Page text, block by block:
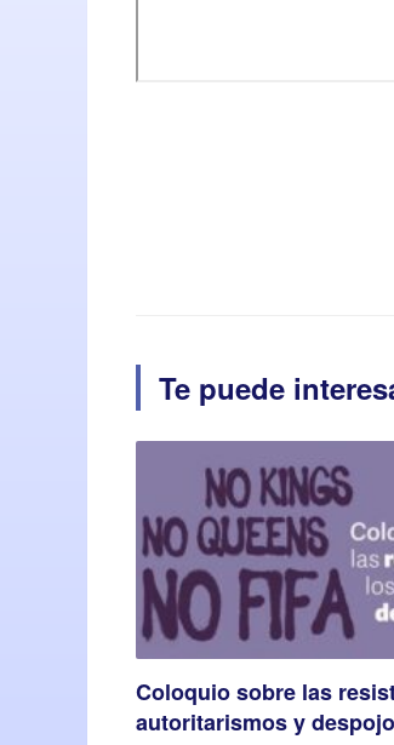
Te puede
Coloquio sobre las
autoritarismos y